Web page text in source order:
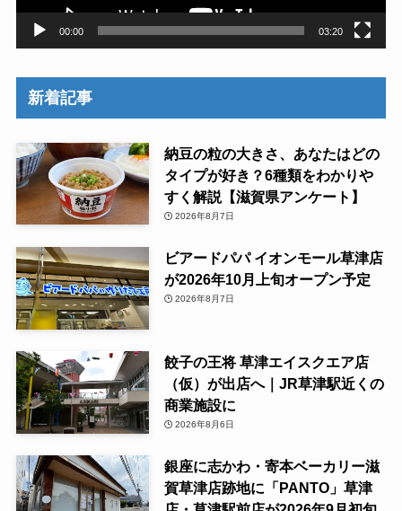
00:00 03:20
新着記事
納豆の粒の大きさ、あなたはどの
タイプが好き？6種類をわかりや
すく解説【滋賀県アンケート】
2026年8月7日
ビアードパパ イオンモール草津店
が2026年10月上旬オープン予定
2026年8月7日
餃子の王将 草津エイスクエア店
（仮）が出店へ｜JR草津駅近くの
商業施設に
2026年8月6日
銀座に志かわ・寄本ベーカリー滋
賀草津店跡地に「PANTO」草津